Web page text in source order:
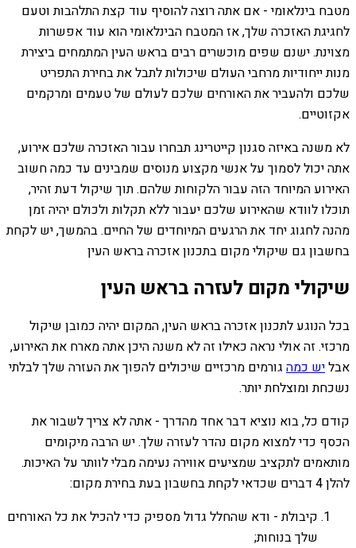
מטבח בינלאומי - אם אתה רוצה להוסיף עוד קצת התלהבות וטעם
לחגיגת האזכרה שלך, אז המטבח הבינלאומי הוא עוד אפשרות
מצוינת. ישנם שפים מוכשרים רבים בראש העין המתמחים ביצירת
מנות ייחודיות מרחבי העולם שיכולות לתבל את בחירת התפריט
שלכם ולהעביר את האורחים שלכם לעולם של טעמים ומרקמים
אקזוטיים.
לא משנה באיזה סגנון קייטרינג תבחרו עבור האזכרה שלכם אירוע,
אתה יכול לסמוך על אנשי מקצוע מנוסים שמבינים עד כמה חשוב
האירוע המיוחד הזה עבור הלקוחות שלהם. תוך שיקול דעת זהיר,
תוכלו לוודא שהאירוע שלכם יעבור ללא תקלות ולכולם יהיה זמן
מהנה לחגוג יחד את הרגעים המיוחדים של החיים. בהמשך, יש לקחת
בחשבון גם שיקולי מקום בתכנון אזכרה בראש העין
שיקולי מקום לעזרה בראש העין
בכל הנוגע לתכנון אזכרה בראש העין, המקום יהיה כמובן שיקול
מרכזי. זה אולי נראה כאילו זה לא משנה היכן אתה מארח את האירוע,
אבליש כמה גורמים מרכזיים שיכולים להפוך את העזרה שלך לבלתי
נשכחת ומוצלחת יותר.
קודם כל, בוא נוציא דבר אחד מהדרך - אתה לא צריך לשבור את
הכסף כדי למצוא מקום נהדר לעזרה שלך. יש הרבה מיקומים
מותאמים לתקציב שמציעים אווירה נעימה מבלי לוותר על האיכות.
להלן 4 דברים שכדאי לקחת בחשבון בעת בחירת מקום:
קיבולת - ודא שהחלל גדול מספיק כדי להכיל את כל האורחים
שלך בנוחות;